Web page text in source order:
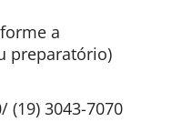
a
preparatório)
(19) 3043-7070